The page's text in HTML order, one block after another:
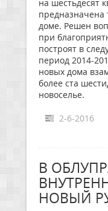
на шестьдесят
предназначена
доме. Решен
при
построят в
период 2014-
новых дома
более ста
новоселье.
2-6-2016
В
НОВЫЙ